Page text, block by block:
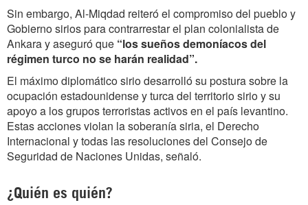
Sin embargo, Al-Miqdad reiteró el compromiso del pueblo y
Gobierno sirios para contrarrestar el plan colonialista de
Ankara y aseguró que “lossueños demoníacos del
régimen turco no se harán realidad”.
El máximo diplomático sirio desarrolló su postura sobre la
ocupación estadounidense y turca del territorio sirio y su
apoyo a los grupos terroristas activos en el país levantino.
Estas acciones violan la soberanía siria, el Derecho
Internacional y todas las resoluciones del Consejo de
Seguridad de Naciones Unidas, señaló.
¿Quién es quién?